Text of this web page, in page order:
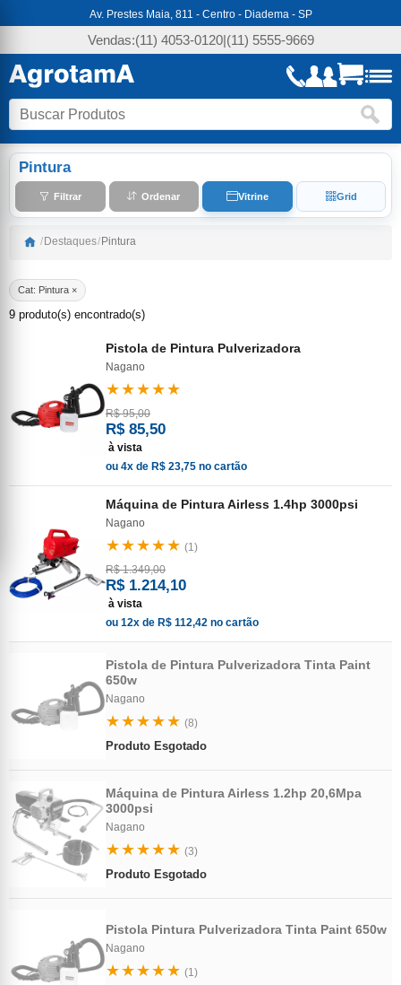
Av. Prestes Maia, 811 - Centro - Diadema - SP
Vendas:(11) 4053-0120|(11) 5555-9669
Pintura
Filtrar Ordenar Vitrine Grid
/ Destaques/ Pintura
Cat: Pintura ×
9 produto(s) encontrado(s)
Pistola de Pintura Pulverizadora
Nagano
★★★★★
R$ 95,00
R$ 85,50
à vista
ou 4x de R$ 23,75 no cartão
Máquina de Pintura Airless 1.4hp 3000psi
Nagano
★★★★★ (1)
R$ 1.349,00
R$ 1.214,10
à vista
ou 12x de R$ 112,42 no cartão
Pistola de Pintura Pulverizadora Tinta Paint
650w
Nagano
★★★★★ (8)
Produto Esgotado
Máquina de Pintura Airless 1.2hp 20,6Mpa
3000psi
Nagano
★★★★★ (3)
Produto Esgotado
Pistola Pintura Pulverizadora Tinta Paint 650w
Nagano
★★★★★ (1)